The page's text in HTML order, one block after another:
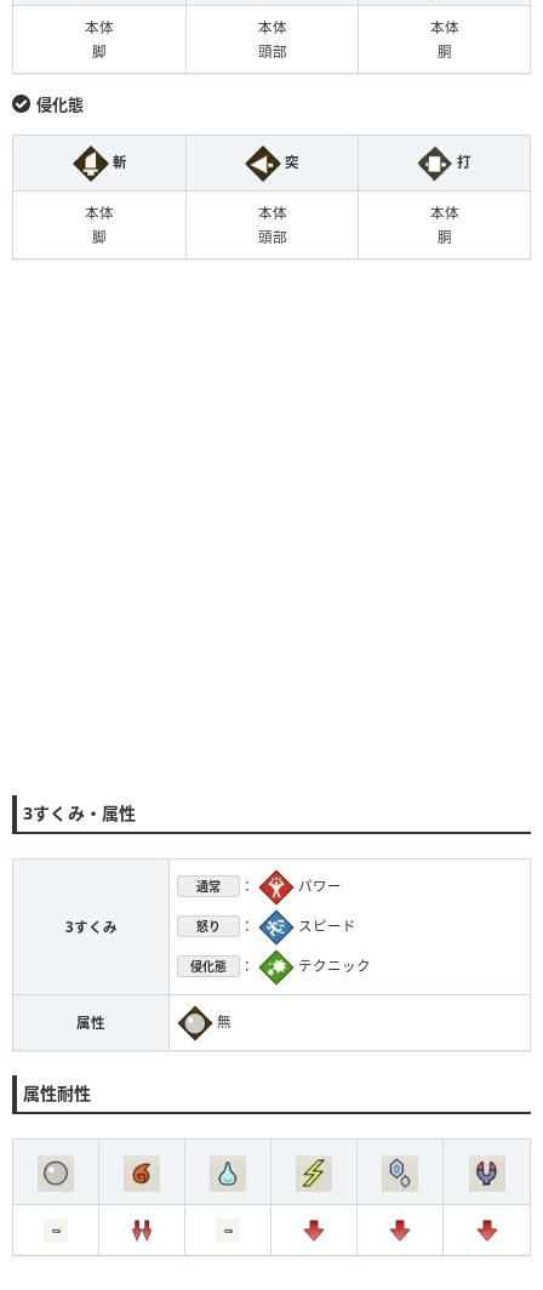
本体
脚
本体
頭部
本体
胴
侵化態
斬 突 打
本体
脚
本体
頭部
本体
胴
3すくみ・属性
3すくみ
通常 ： パワー
怒り ： スピード
侵化態 ： テクニック
属性 無
属性耐性